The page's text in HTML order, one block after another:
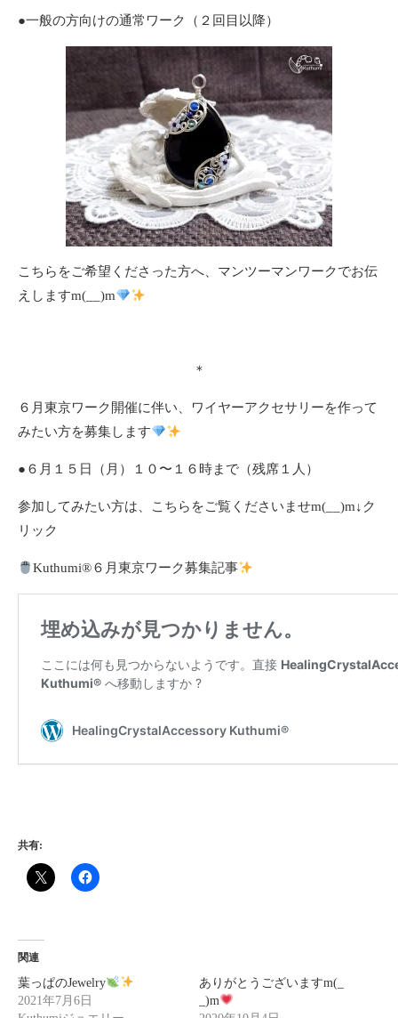
●一般の方向けの通常ワーク（２回目以降）
こちらをご希望くださった方へ、マンツーマンワークでお伝
えしますm(__)m
＊
６月東京ワーク開催に伴い、ワイヤーアクセサリーを作って
みたい方を募集します
●６月１５日（月）１０〜１６時まで（残席１人）
参加してみたい方は、こちらをご覧くださいませm(__)m↓ク
リック
Kuthumi®️６月東京ワーク募集記事
共有:
関連
葉っぱのJewelry
2021年7月6日
ありがとうございますm(_
_)m